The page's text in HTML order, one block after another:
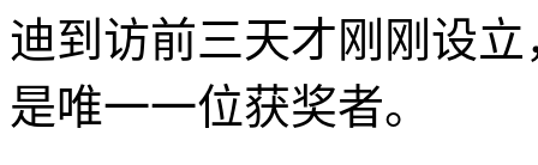
迪到访前三天才刚刚设
是唯一一位获奖者。